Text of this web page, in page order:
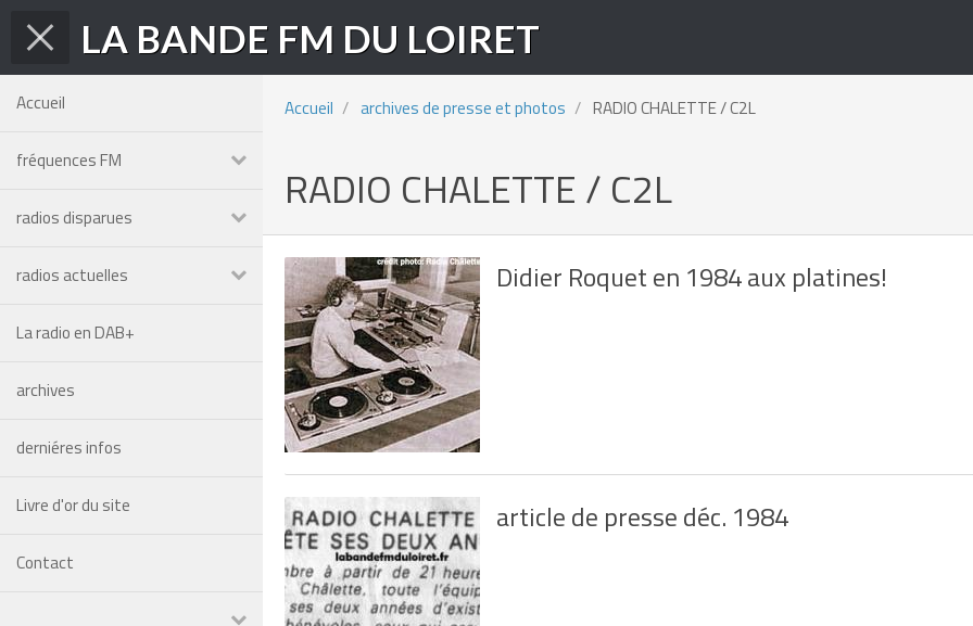
LA BANDE FM DU LOIRET
Accueil
fréquences FM
radios disparues
radios actuelles
La radio en DAB+
archives
derniéres infos
Livre d'or du site
Contact
Accueil archives de presse et photos RADIO CHALETTE / C2L
RADIO CHALETTE / C2L
Didier Roquet en 1984 aux platines!
article de presse déc. 1984